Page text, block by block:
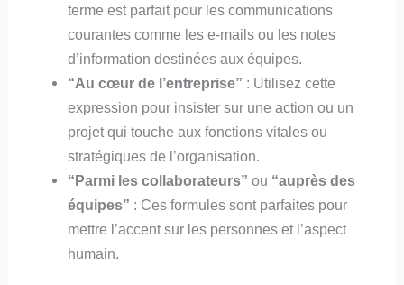
terme est parfait pour les communications
courantes comme les e-mails ou les notes
d’information destinées aux équipes.
“Au cœur de l’entreprise” : Utilisez cette
expression pour insister sur une action ou un
projet qui touche aux fonctions vitales ou
stratégiques de l’organisation.
“Parmi les collaborateurs” ou “auprès des
équipes” : Ces formules sont parfaites pour
mettre l’accent sur les personnes et l’aspect
humain.